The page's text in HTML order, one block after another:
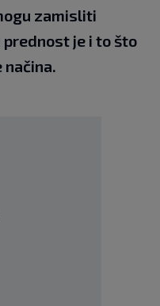
zamisliti
prednost je i to što
načina.